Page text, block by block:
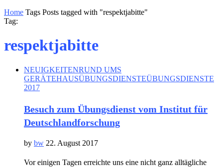
Home Tags Posts tagged with "respektjabitte"
Tag:
respektjabitte
NEUIGKEITENRUND UMS
GERÄTEHAUSÜBUNGSDIENSTEÜBUNGSDIENSTE
2017
Besuch zum Übungsdienst vom Institut für
Deutschlandforschung
by bw 22. August 2017
Vor einigen Tagen erreichte uns eine nicht ganz alltägliche